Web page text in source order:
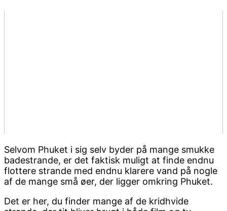
Selvom Phuket i sig selv byder på mange smukke
badestrande, er det faktisk muligt at finde endnu
flottere strande med endnu klarere vand på nogle
af de mange små øer, der ligger omkring Phuket.
Det er her, du finder mange af de kridhvide